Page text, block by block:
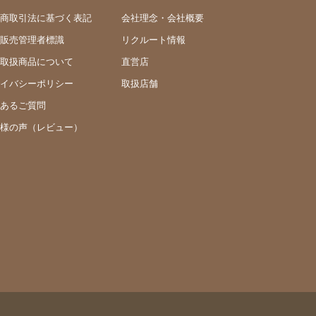
取引法に基づく表記
売管理者標識
扱商品について
バシーポリシー
るご質問
の声（レビュー）
会社理念・会社概要
リクルート情報
直営店
取扱店舗